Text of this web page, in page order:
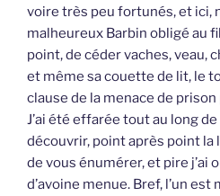
voire très peu fortunés, et ici,
malheureux Barbin obligé au
point, de céder vaches, veau,
et même sa couette de lit, le
clause de la menace de prison
J’ai été effarée tout au long
découvrir, point après point la
de vous énumérer, et pire j’ai
d’avoine menue. Bref, l’un